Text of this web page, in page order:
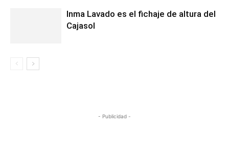
Inma Lavado es el fichaje de altura del
Cajasol
- Publicidad -